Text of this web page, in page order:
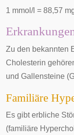
1 mmol/l = 88,57
Zu den bekannten
Cholesterin
und Gallensteine
Familiäre
Es gibt erbliche
(familiäre